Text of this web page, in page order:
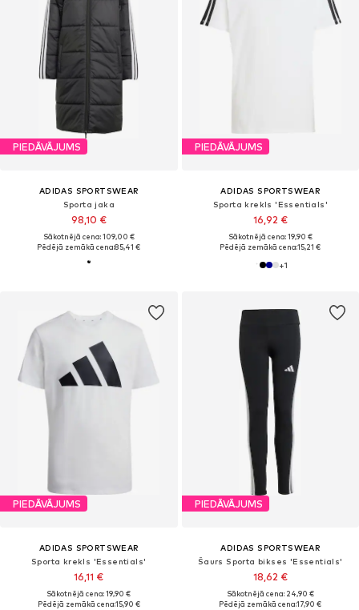
PIEDĀVĀJUMS
ADIDAS SPORTSWEAR
Sporta jaka
98,10 €
Sākotnējā cena: 109,00 €
Pēdējā zemākā cena:85,41 €
PIEDĀVĀJUMS
ADIDAS SPORTSWEAR
Sporta krekls 'Essentials'
16,92 €
Sākotnējā cena: 19,90 €
Pēdējā zemākā cena:15,21 €
+1
PIEDĀVĀJUMS
ADIDAS SPORTSWEAR
Sporta krekls 'Essentials'
16,11 €
Sākotnējā cena: 19,90 €
Pēdējā zemākā cena:15,90 €
PIEDĀVĀJUMS
ADIDAS SPORTSWEAR
Šaurs Sporta bikses 'Essentials'
18,62 €
Sākotnējā cena: 24,90 €
Pēdējā zemākā cena:17,90 €